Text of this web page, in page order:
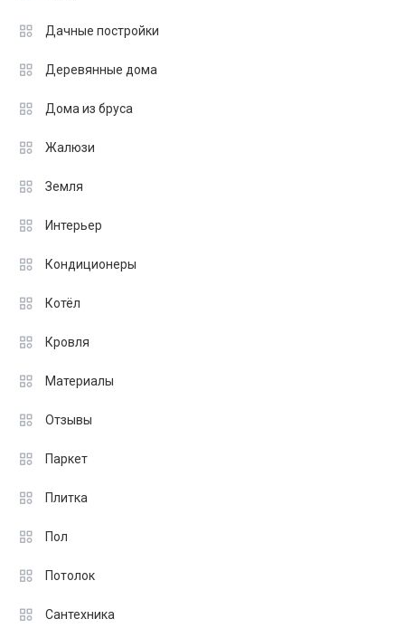
Дачные постройки
Деревянные дома
Дома из бруса
Жалюзи
Земля
Интерьер
Кондиционеры
Котёл
Кровля
Материалы
Отзывы
Паркет
Плитка
Пол
Потолок
Сантехника